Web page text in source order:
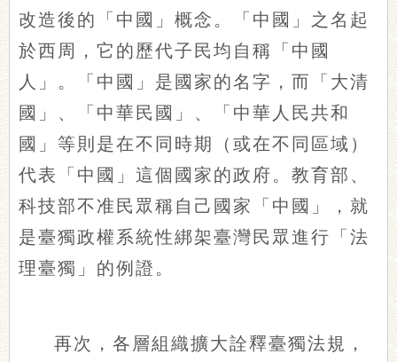
改造後的「中國」概念。「中國」之名起
於西周，它的歷代子民均自稱「中國
人」。「中國」是國家的名字，而「大清
國」、「中華民國」、「中華人民共和
國」等則是在不同時期（或在不同區域）
代表「中國」這個國家的政府。教育部、
科技部不准民眾稱自己國家「中國」，就
是臺獨政權系統性綁架臺灣民眾進行「法
理臺獨」的例證。
再次，各層組織擴大詮釋臺獨法規，